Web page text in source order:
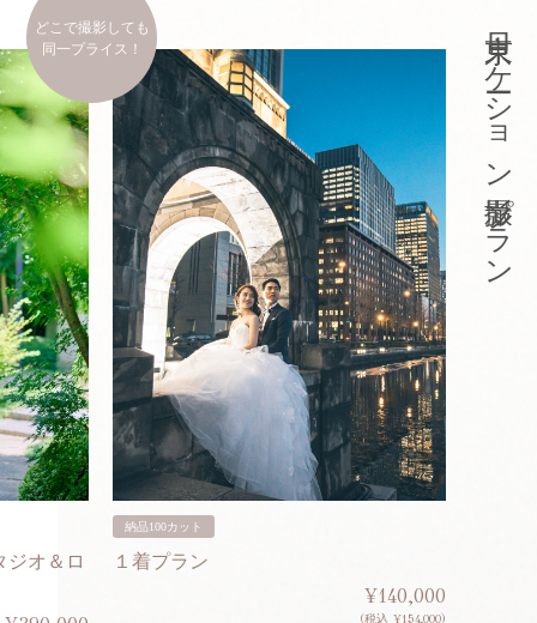
どこで撮影しても
同一プライス！
ジオ＆ロ
納品100カット
１着プラン
¥140,000
(税込 ¥154,000)
東京ロケーション撮影プラン